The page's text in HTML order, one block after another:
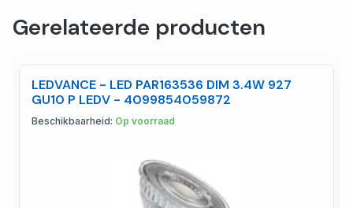
Gerelateerde producten
LEDVANCE - LED PAR163536 DIM 3.4W 927
GU10 P LEDV - 4099854059872
Beschikbaarheid: Op voorraad